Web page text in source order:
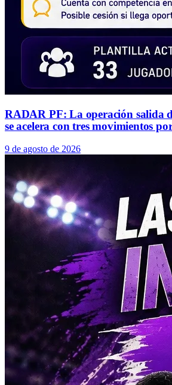
RADAR PF: La operación salida
se acelera con tres movimientos
9 de agosto de 2026